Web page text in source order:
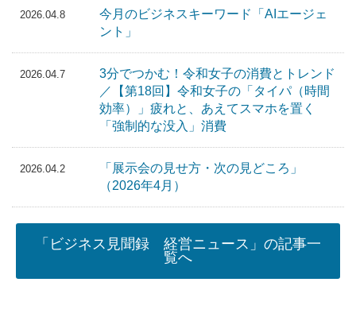
2026.04.8
今月のビジネスキーワード「AIエージェ
ント」
2026.04.7
3分でつかむ！令和女子の消費とトレンド
／【第18回】令和女子の「タイパ（時間
効率）」疲れと、あえてスマホを置く
「強制的な没入」消費
2026.04.2
「展示会の見せ方・次の見どころ」
（2026年4月）
「ビジネス見聞録 経営ニュース」の記事一
覧へ